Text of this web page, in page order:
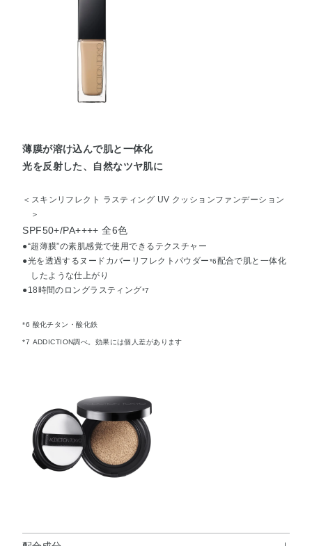
薄膜が溶け込んで肌と一体化
光を反射した、自然なツヤ肌に
＜スキンリフレクト ラスティング UV クッションファンデーション
＞
SPF50+/PA++++ 全6色
●“超薄膜”の素肌感覚で使用できるテクスチャー
●光を透過するヌードカバーリフレクトパウダー*6配合で肌と一体化
したような仕上がり
●18時間のロングラスティング*7
*6 酸化チタン・酸化鉄
*7 ADDICTION調べ。効果には個人差があります